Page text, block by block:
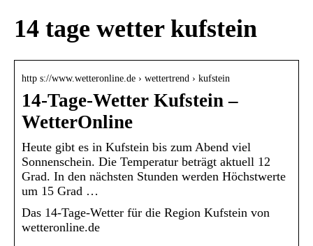
14 tage wetter kufstein
http s://www.wetteronline.de › wettertrend › kufstein
14-Tage-Wetter Kufstein –
WetterOnline
Heute gibt es in Kufstein bis zum Abend viel
Sonnenschein. Die Temperatur beträgt aktuell 12
Grad. In den nächsten Stunden werden Höchstwerte
um 15 Grad …
Das 14-Tage-Wetter für die Region Kufstein von
wetteronline.de